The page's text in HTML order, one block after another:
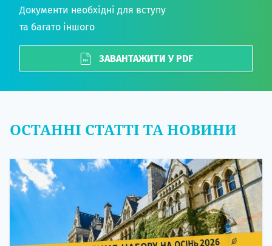
Документи необхідні для вступу
та багато іншого
ЗАВАНТАЖИТИ У PDF
ОСТАННІ СТАТТІ ТА НОВИНИ